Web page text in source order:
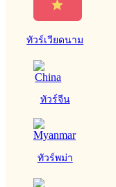
ทัวร์เวียดนาม
ทัวร์จีน
ทัวร์พม่า